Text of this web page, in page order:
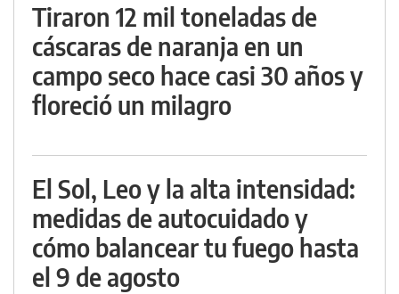
Tiraron 12 mil toneladas de
cáscaras de naranja en un
campo seco hace casi 30 años y
floreció un milagro
El Sol, Leo y la alta intensidad:
medidas de autocuidado y
cómo balancear tu fuego hasta
el 9 de agosto